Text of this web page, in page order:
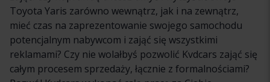
Toyota Yaris zarówno wewnątrz, jak i na zewnątrz,
mieć czas na zaprezentowanie swojego samochodu
potencjalnym nabywcom i zająć się wszystkimi
reklamami? Czy nie wolałbyś pozwolić Kvdcars zająć się
całym procesem sprzedaży, łącznie z formalnościami?